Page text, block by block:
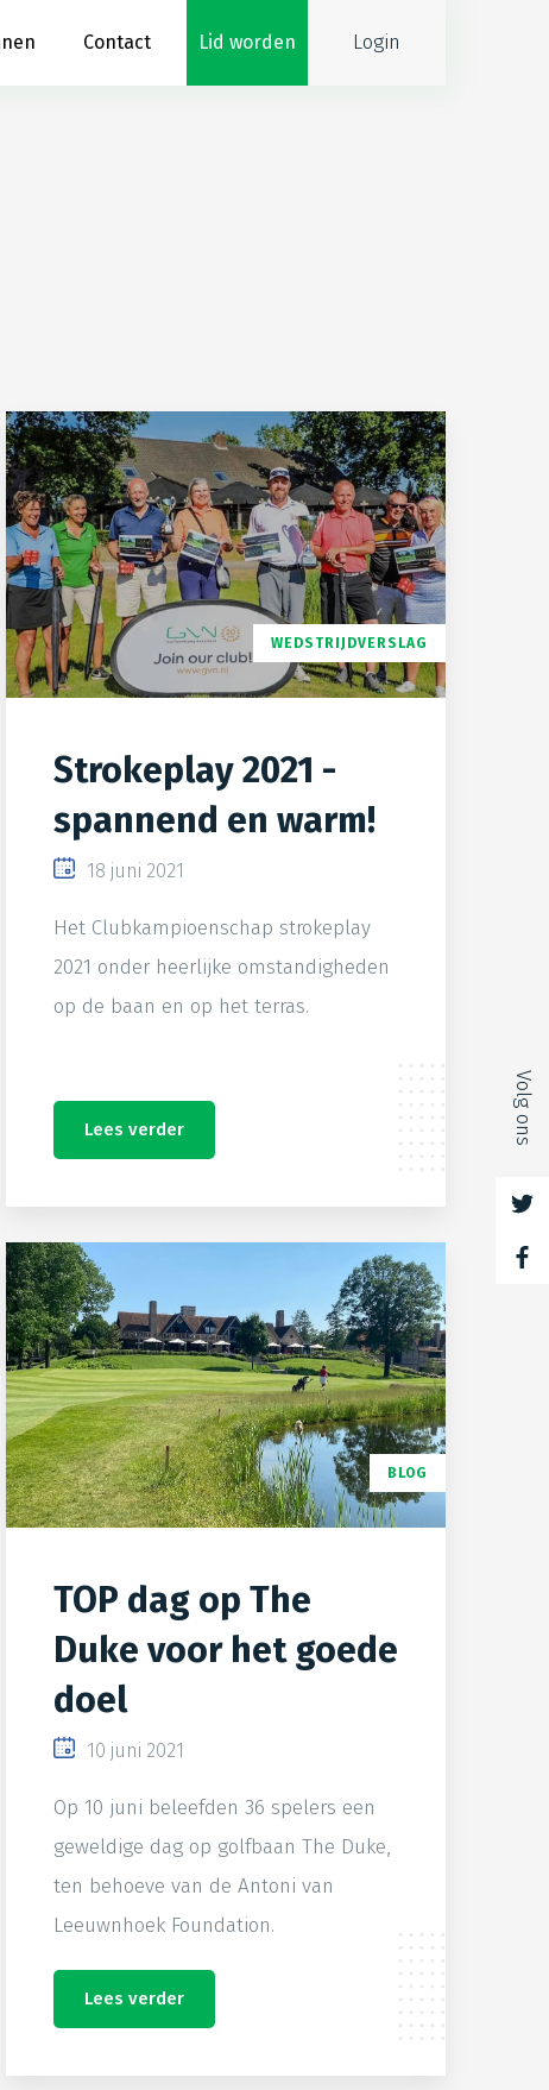
Contact Lid worden Login
Volg ons
WEDSTRIJDVERSLAG
Strokeplay 2021 -
spannend en warm!
18 juni 2021
Het Clubkampioenschap strokeplay
2021 onder heerlijke omstandigheden
op de baan en op het terras.
Lees verder
BLOG
TOP dag op The
Duke voor het goede
doel
10 juni 2021
Op 10 juni beleefden 36 spelers een
geweldige dag op golfbaan The Duke,
ten behoeve van de Antoni van
Leeuwnhoek Foundation.
Lees verder